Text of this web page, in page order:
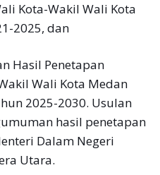
Kota-Wakil Wali Kota
2025, dan
Hasil Penetapan
Wali Kota Medan
2025-2030. Usulan
hasil penetapan
Dalam Negeri
Utara.